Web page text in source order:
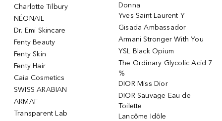
Charlotte Tilbury
NÉONAIL
Dr. Emi Skincare
Fenty Beauty
Fenty Skin
Fenty Hair
Caia Cosmetics
SWISS ARABIAN
ARMAF
Transparent Lab
Donna
Yves Saint Laurent Y
Gisada Ambassador
Armani Stronger With You
YSL Black Opium
The Ordinary Glycolic Acid 7
%
DIOR Miss Dior
DIOR Sauvage Eau de
Toilette
Lancôme Idôle